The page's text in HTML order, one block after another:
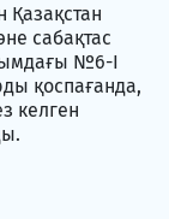
сабақтас
№6-I
қоспағанда,
келген